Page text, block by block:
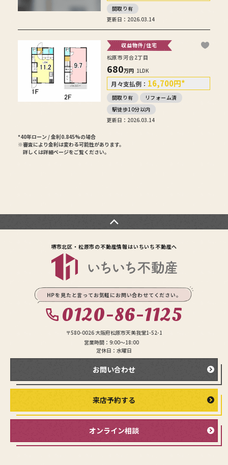
間取り有
更新日：2026.03.14
収益物件/住宅
松原市河合2丁目
680万円 1LDK
月々支払例： 16,700円*
間取り有
リフォーム済
駅徒歩10分以内
更新日：2026.03.14
*40年ローン / 金利0.845%の場合
※審査により金利は変わる可能性があります。
詳しくは詳細ページをご覧ください。
堺市北区・松原市の不動産情報はいちいち不動産へ
HPを見たと言ってお気軽にお問い合わせてください。
0120-86-1125
〒580-0026 大阪府松原市天美我堂1-52-1
営業時間：9:00〜18:00
定休日：水曜日
お問い合わせ
来店予約する
オンライン相談